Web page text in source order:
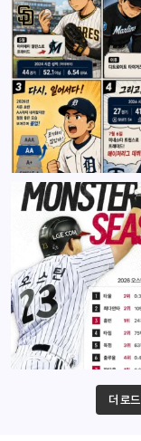
더 로드